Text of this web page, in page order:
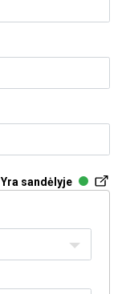
Yra sandėlyje